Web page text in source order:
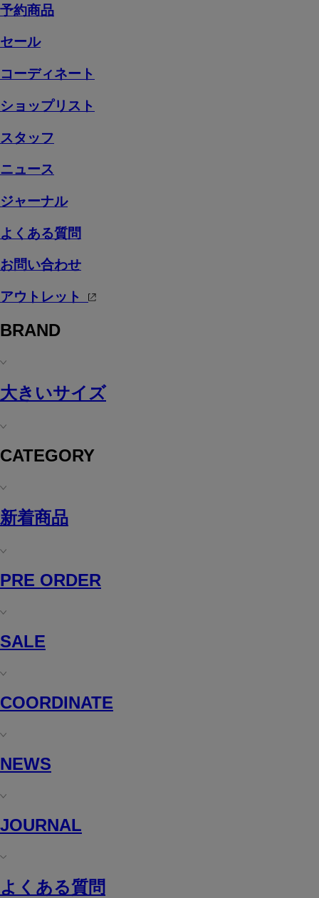
予約商品
セール
コーディネート
ショップリスト
スタッフ
ニュース
ジャーナル
よくある質問
お問い合わせ
アウトレット
BRAND
大きいサイズ
CATEGORY
新着商品
PRE ORDER
SALE
COORDINATE
NEWS
JOURNAL
よくある質問